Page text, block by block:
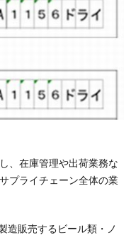
、在庫管理や出荷業務な
プライチェーン全体の業
造販売するビール類・ノ